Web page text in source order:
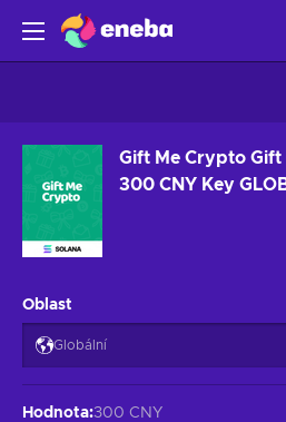
Gift Me Crypto Gift
300 CNY Key
Oblast
Globální
Hodnota:300 CNY